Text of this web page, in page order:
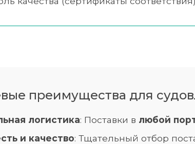
преимущества для
логистика: Поставки в любой
и качество: Тщательный отбор